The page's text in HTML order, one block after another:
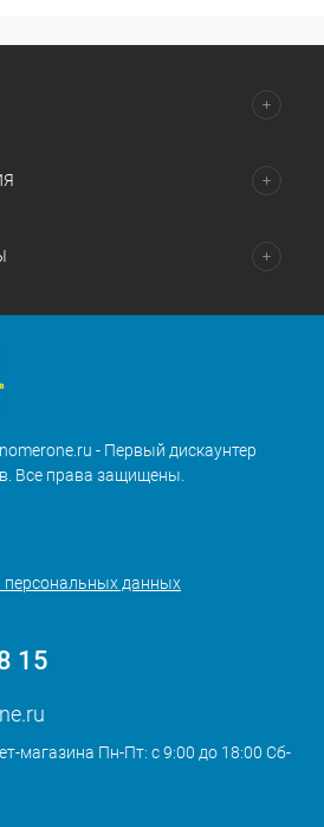
- Первый дискаунтер
Все права защищены.
персональных данных
15
магазина Пн-Пт: с 9:00 до 18:00 Сб-